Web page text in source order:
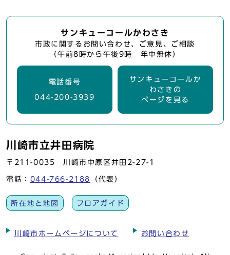
サンキューコールかわさき
市政に関するお問い合わせ、ご意見、ご相談
（午前8時から午後9時 年中無休）
電話番号
044-200-3939
サンキューコールか
わさきの
ページを見る
川崎市立井田病院
〒211-0035 川崎市中原区井田2-27-1
電話： 044-766-2188 （代表）
所在地と地図 フロアガイド
川崎市ホームページについて お問い合わせ